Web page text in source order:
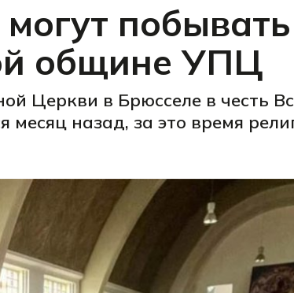
общине УПЦ
Церкви в Брюсселе в честь
назад, за это время